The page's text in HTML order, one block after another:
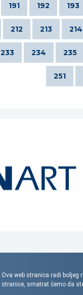
191 192 193
212 213 214
233 234 235
251
Ova web stranica radi
stranice, smatrat ćemo da